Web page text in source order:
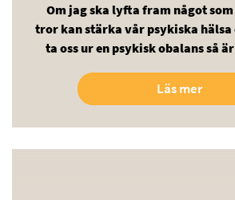
Om jag ska lyfta fram något
tror kan stärka vår psykiska
ta oss ur en psykisk obalans så
Läs mer